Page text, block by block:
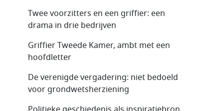
Twee voorzitters en een griffier: een
drama in drie bedrijven
Griffier Tweede Kamer, ambt met een
hoofdletter
De verenigde vergadering: niet bedoeld
voor grondwetsherziening